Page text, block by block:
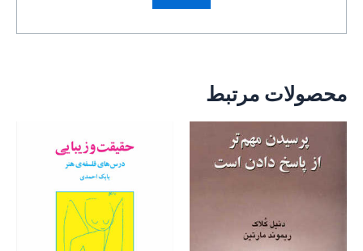
محصولات مرتبط